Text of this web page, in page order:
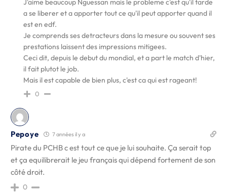
J'aime beaucoup Nguessan mais le probleme c'est qu'il tarde
a se liberer et a apporter tout ce qu'il peut apporter quand il
est en edf.
Je comprends ses detracteurs dans la mesure ou souvent ses
prestations laissent des impressions mitigees.
Ceci dit, depuis le debut du mondial, et a part le match d'hier,
il fait plutot le job.
Mais il est capable de bien plus, c'est ca qui est rageant!
0
Pepoye 7 années il y a
Pirate du PCHB c est tout ce que je lui souhaite. Ça serait top
et ça equilibrerait le jeu français qui dépend fortement de son
côté droit.
0